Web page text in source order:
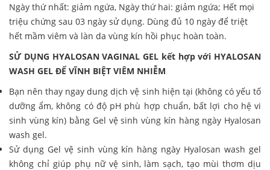
Ngày thứ nhất: giảm ngứa, Ngày thứ hai: giảm ngứa; Hết mọi
triệu chứng sau 03 ngày sử dụng. Dùng đủ 10 ngày để triệt
hết mầm viêm và làn da vùng kín hồi phục hoàn toàn.
SỬ DỤNG HYALOSAN VAGINAL GEL kết hợp với HYALOSAN
WASH GEL ĐỂ VĨNH BIỆT VIÊM NHIỄM
Bạn nên thay ngay dung dịch vệ sinh hiện tại (không có yếu tố
dưỡng ẩm, không có độ pH phù hợp chuẩn, bất lợi cho hệ vi
sinh vùng kín) bằng Gel vệ sinh vùng kín hàng ngày Hyalosan
wash gel.
Sử dụng Gel vệ sinh vùng kín hàng ngày Hyalosan wash gel
không chỉ giúp phụ nữ vệ sinh, làm sạch, tạo mùi thơm dịu